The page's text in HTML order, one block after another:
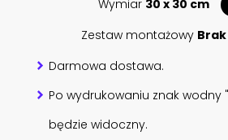
Wymiar 30 x 30 cm
Zestaw montażowy Brak
Darmowa dostawa.
Po wydrukowaniu znak wodny
będzie widoczny.